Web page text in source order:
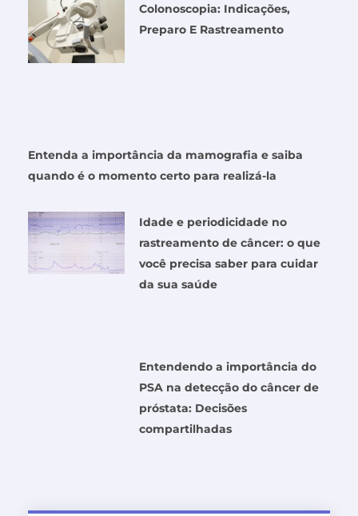
Colonoscopia: Indicações,
Preparo E Rastreamento
Entenda a importância da mamografia e saiba
quando é o momento certo para realizá-la
Idade e periodicidade no
rastreamento de câncer: o que
você precisa saber para cuidar
da sua saúde
Entendendo a importância do
PSA na detecção do câncer de
próstata: Decisões
compartilhadas